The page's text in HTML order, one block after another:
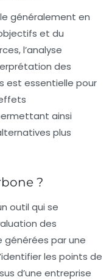
généralement en
et du
l’analyse
des
est essentielle pour
ainsi
plus
?
outil qui se
des
par une
les points de
d’une entreprise